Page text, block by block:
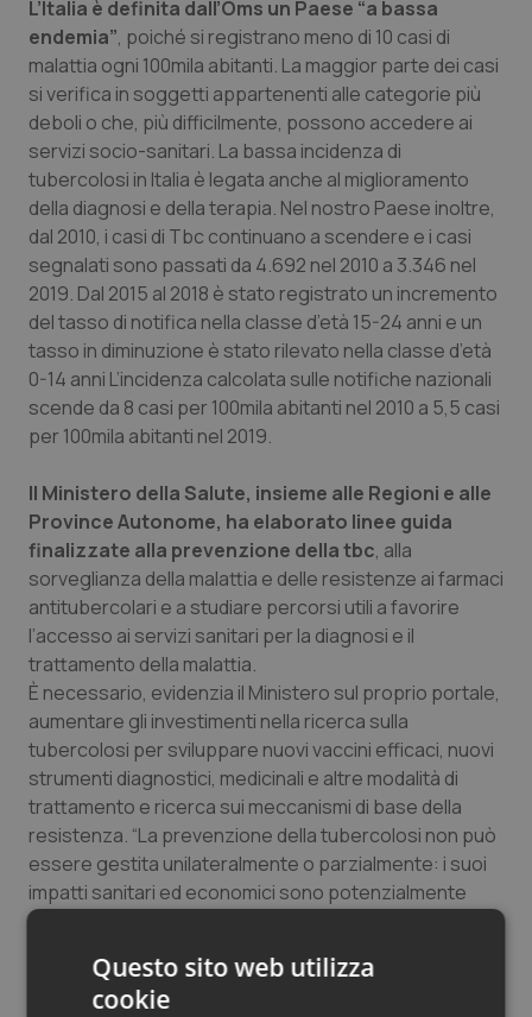
Veneto
Oncoematologia
Oncologia & Nutrizione
Psoriasi & pelle
Quotidiano Cardiologia
Quotidiano Chirurgia
Quotidiano Oncologia
Quotidiano Pediatria
Rene & patologie urogenitali
Salute orale & impianti
Sangue & coagulazione
Tiroide
Tumore al seno
Tumore ovarico
Tumori del Polmone & Testa Collo
Tumori gastrointestinali
Vaccini
L’Italia è definita dall’Oms un Paese “a bassa
endemia”, poiché si registrano meno di 10 casi di
malattia ogni 100mila abitanti. La maggior parte dei casi
si verifica in soggetti appartenenti alle categorie più
deboli o che, più difficilmente, possono accedere ai
servizi socio-sanitari. La bassa incidenza di
tubercolosi in Italia è legata anche al miglioramento
della diagnosi e della terapia. Nel nostro Paese inoltre,
dal 2010, i casi di Tbc continuano a scendere e i casi
segnalati sono passati da 4.692 nel 2010 a 3.346 nel
2019. Dal 2015 al 2018 è stato registrato un incremento
del tasso di notifica nella classe d’età 15-24 anni e un
tasso in diminuzione è stato rilevato nella classe d’età
0-14 anni L’incidenza calcolata sulle notifiche nazionali
scende da 8 casi per 100mila abitanti nel 2010 a 5,5 casi
per 100mila abitanti nel 2019.
Il Ministero della Salute, insieme alle Regioni e alle
Province Autonome, ha elaborato linee guida
finalizzate alla prevenzione della tbc, alla
sorveglianza della malattia e delle resistenze ai farmaci
antitubercolari e a studiare percorsi utili a favorire
l’accesso ai servizi sanitari per la diagnosi e il
trattamento della malattia.
È necessario, evidenzia il Ministero sul proprio portale,
aumentare gli investimenti nella ricerca sulla
tubercolosi per sviluppare nuovi vaccini efficaci, nuovi
strumenti diagnostici, medicinali e altre modalità di
trattamento e ricerca sui meccanismi di base della
resistenza. “La prevenzione della tubercolosi non può
essere gestita unilateralmente o parzialmente: i suoi
impatti sanitari ed economici sono potenzialmente
devastanti e richiedono un approccio integrato
pratiche tra gli Stati membri si è già dimostrato una
strategia efficace in termini di riduzione dei costi e di
Questo sito web utilizza
cookie